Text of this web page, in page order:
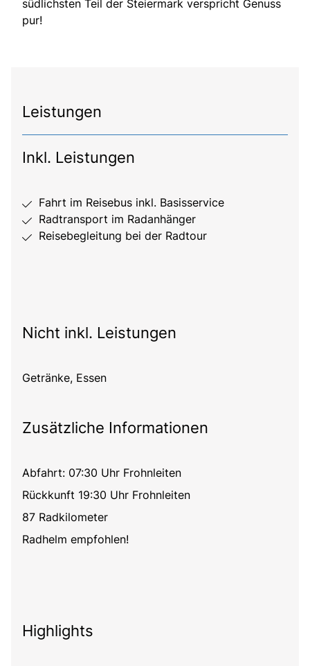
südlichsten Teil der Steiermark verspricht Genuss
pur!
Leistungen
Inkl. Leistungen
Fahrt im Reisebus inkl. Basisservice
Radtransport im Radanhänger
Reisebegleitung bei der Radtour
Nicht inkl. Leistungen
Getränke, Essen
Zusätzliche Informationen
Abfahrt: 07:30 Uhr Frohnleiten
Rückkunft 19:30 Uhr Frohnleiten
87 Radkilometer
Radhelm empfohlen!
Highlights